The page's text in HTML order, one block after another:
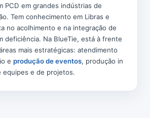
PCD em grandes indústrias de
Tem conhecimento em Libras e
no acolhimento e na integração de
deficiência. Na BlueTie, está à frente
mais estratégicas: atendimento
e produção de eventos, produção in
equipes e de projetos.